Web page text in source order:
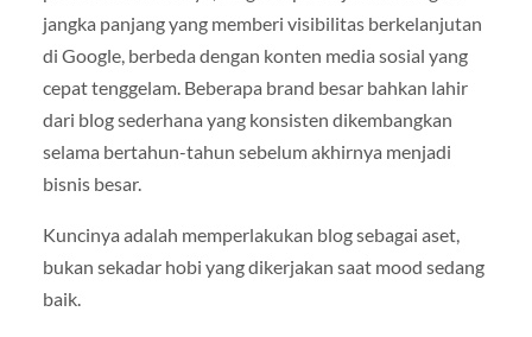
jangka panjang yang memberi visibilitas berkelanjutan
di Google, berbeda dengan konten media sosial yang
cepat tenggelam. Beberapa brand besar bahkan lahir
dari blog sederhana yang konsisten dikembangkan
selama bertahun-tahun sebelum akhirnya menjadi
bisnis besar.
Kuncinya adalah memperlakukan blog sebagai aset,
bukan sekadar hobi yang dikerjakan saat mood sedang
baik.